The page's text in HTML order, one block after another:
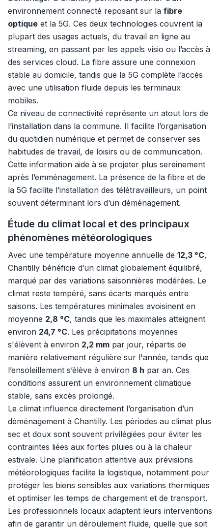
environnement connecté reposant sur la fibre
optique et la 5G. Ces deux technologies couvrent la
plupart des usages actuels, du travail en ligne au
streaming, en passant par les appels visio ou l’accès à
des services cloud. La fibre assure une connexion
stable au domicile, tandis que la 5G complète l’accès
avec une utilisation fluide depuis les terminaux
mobiles.
Ce niveau de connectivité représente un atout lors de
l’installation dans la commune. Il facilite l’organisation
du quotidien numérique et permet de conserver ses
habitudes de travail, de loisirs ou de communication.
Cette information aide à se projeter plus sereinement
après l’emménagement. La présence de la fibre et de
la 5G facilite l’installation des télétravailleurs, un point
souvent déterminant lors d’un déménagement.
Étude du climat local et des principaux
phénomènes météorologiques
Avec une température moyenne annuelle de 12,3 °C,
Chantilly bénéficie d’un climat globalement équilibré,
marqué par des variations saisonnières modérées. Le
climat reste tempéré, sans écarts marqués entre
saisons. Les températures minimales avoisinent en
moyenne 2,8 °C, tandis que les maximales atteignent
environ 24,7 °C. Les précipitations moyennes
s'élèvent à environ 2,2 mm par jour, répartis de
manière relativement régulière sur l'année, tandis que
l’ensoleillement s’élève à environ 8 h par an. Ces
conditions assurent un environnement climatique
stable, sans excès prolongé.
Le climat influence directement l’organisation d’un
déménagement à Chantilly. Les périodes au climat plus
sec et doux sont souvent privilégiées pour éviter les
contraintes liées aux fortes pluies ou à la chaleur
estivale. Une planification attentive aux prévisions
météorologiques facilite la logistique, notamment pour
protéger les biens sensibles aux variations thermiques
et optimiser les temps de chargement et de transport.
Les professionnels locaux adaptent leurs interventions
afin de garantir un déroulement fluide, quelle que soit